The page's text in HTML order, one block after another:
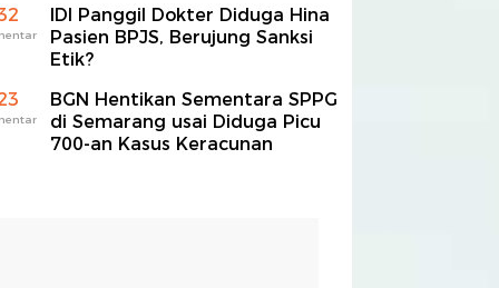
IDI Panggil Dokter Diduga Hina
Pasien BPJS, Berujung Sanksi
Etik?
BGN Hentikan Sementara SPPG
di Semarang usai Diduga Picu
700-an Kasus Keracunan